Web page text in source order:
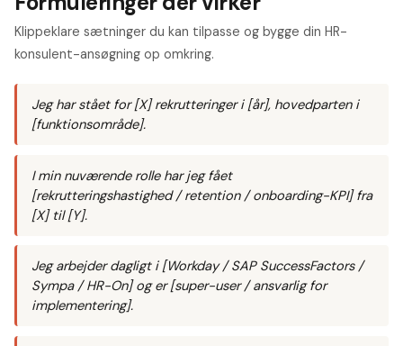
Klippeklare sætninger du kan tilpasse og bygge din HR-
konsulent-ansøgning op omkring.
Jeg har stået for [X] rekrutteringer i [år], hovedparten i
[funktionsområde].
I min nuværende rolle har jeg fået
[rekrutteringshastighed / retention / onboarding-KPI] fra
[X] til [Y].
Jeg arbejder dagligt i [Workday / SAP SuccessFactors /
Sympa / HR-On] og er [super-user / ansvarlig for
implementering].